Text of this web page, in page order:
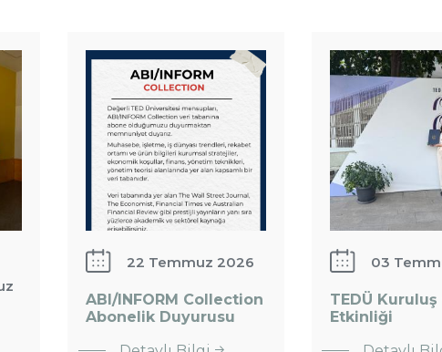
Abonelik
Duyurusu
22 Temmuz 2026
ABI/INFORM Collection
Abonelik Duyurusu
:
ABI/INFORM
Günü
Etkinliği
03
TEDÜ Kuruluş
Etkinliği
: TEDÜ